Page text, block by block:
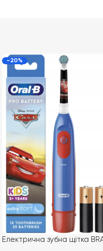
-20%
Електрична зубна щітка